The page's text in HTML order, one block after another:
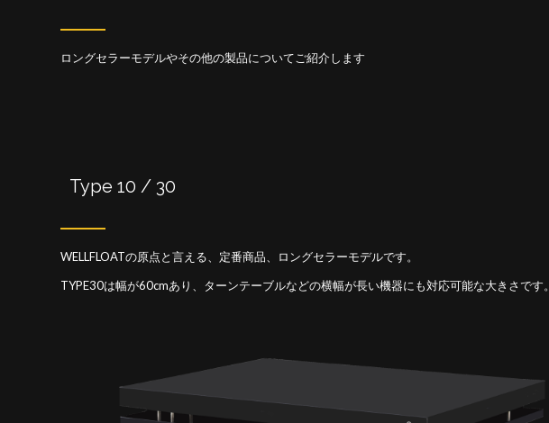
ロングセラーモデルやその他の製品についてご紹介します
Type 10 / 30
WELLFLOATの原点と言える、定番商品、ロングセラーモデルです。
TYPE30は幅が60cmあり、ターンテーブルなどの横幅が長い機器にも対応可能な大きさです。